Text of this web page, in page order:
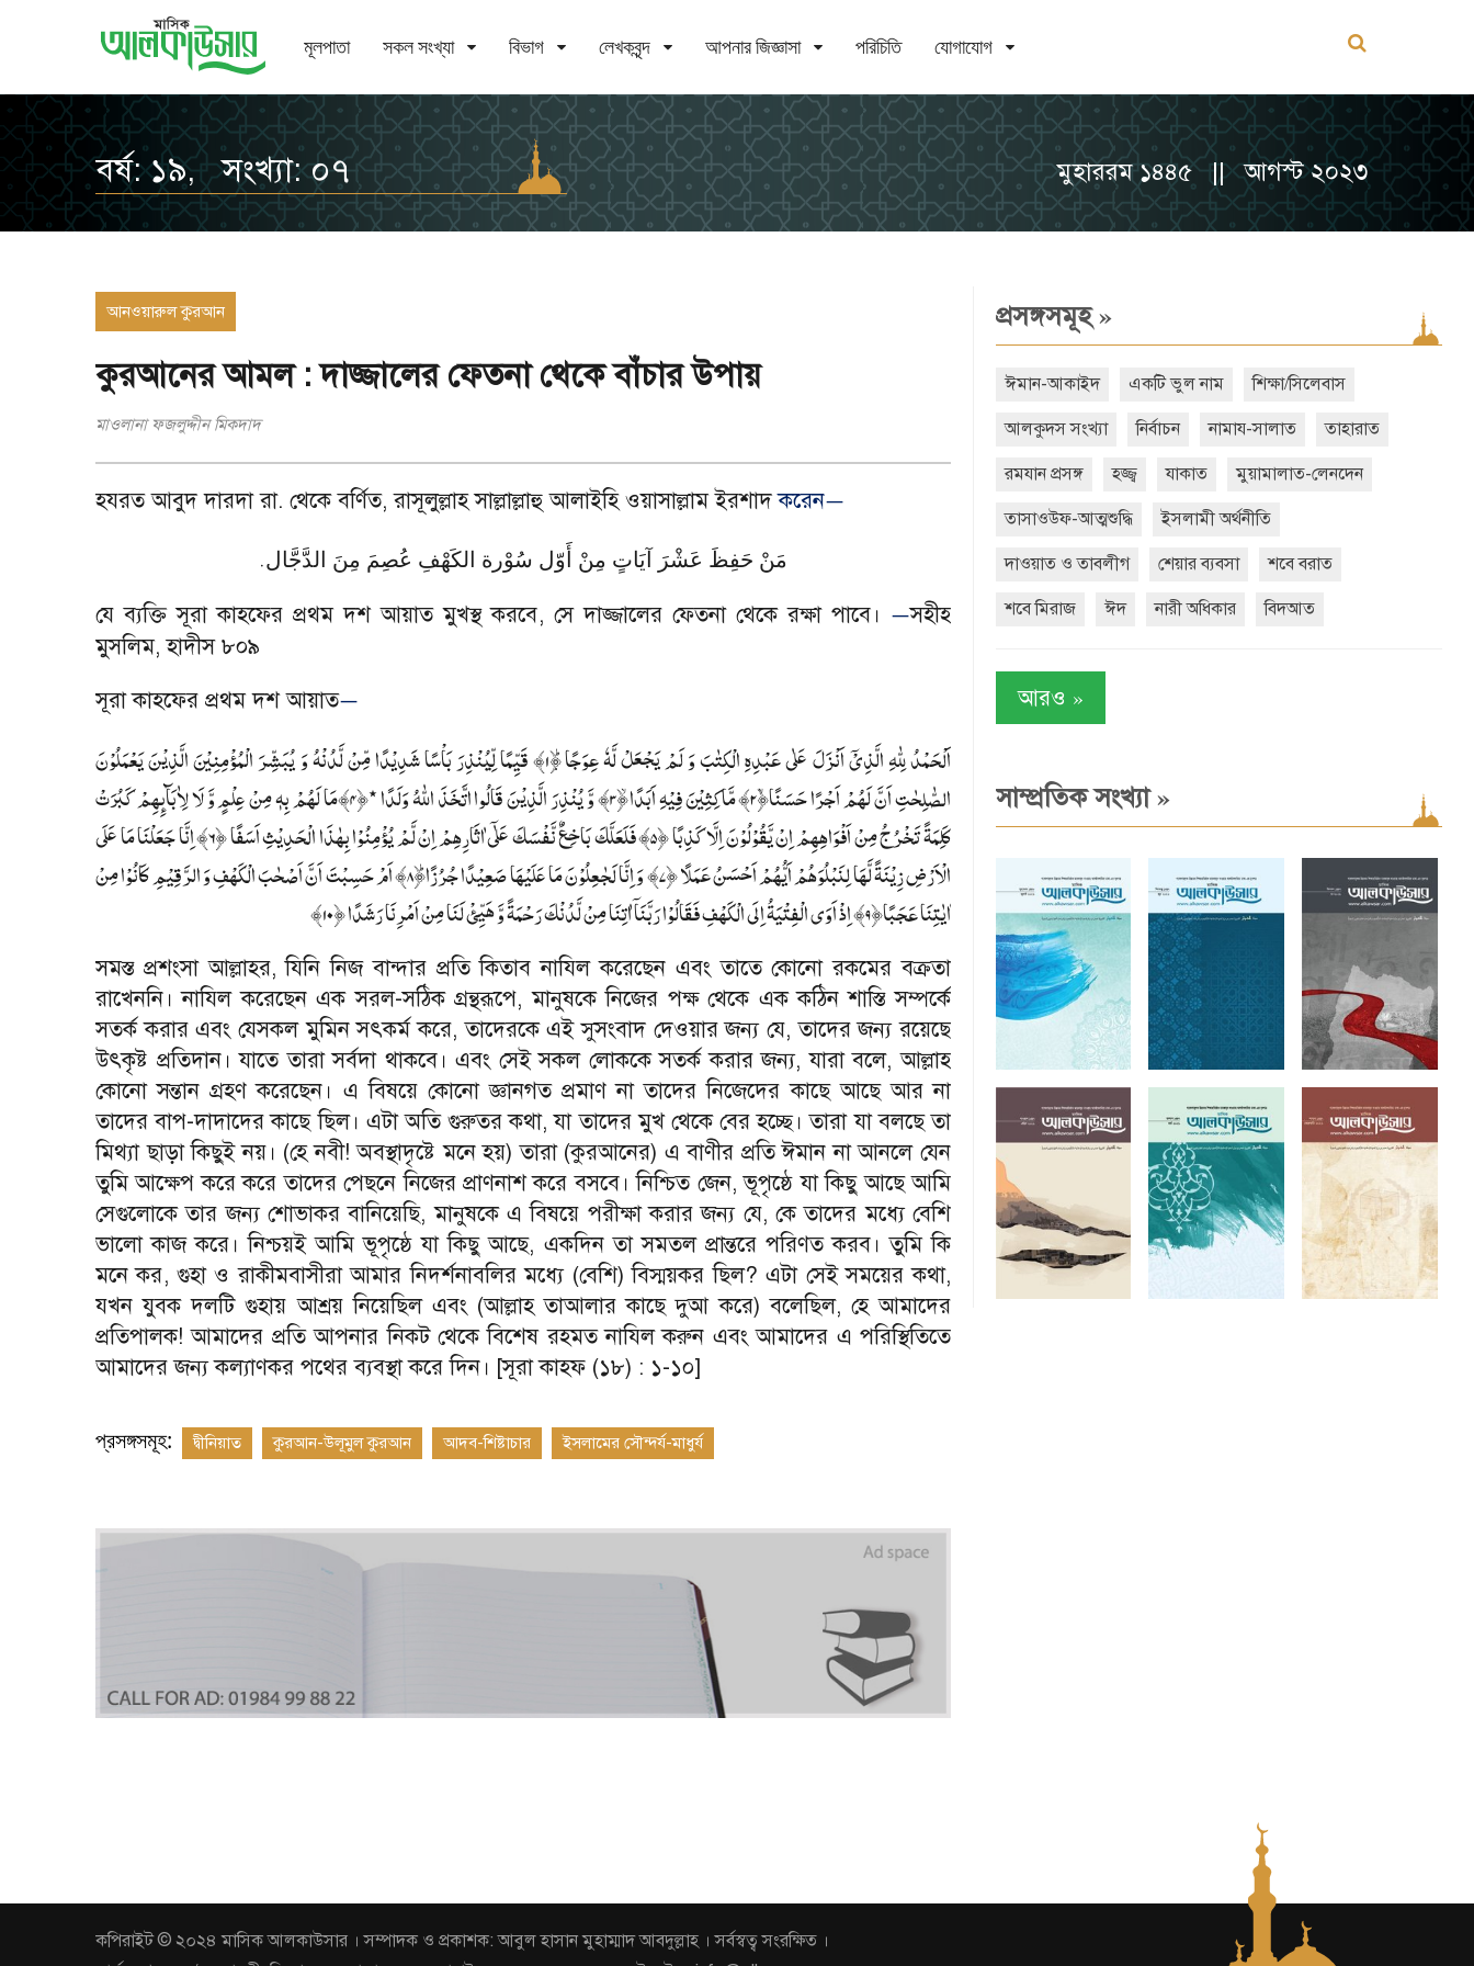
মূলপাতা সকল সংখ্যা বিভাগ লেখকবৃন্দ আপনার জিজ্ঞাসা পরিচিতি যোগাযোগ
বর্ষ: ১৯, সংখ্যা: ০৭ মুহাররম ১৪৪৫ || আগস্ট ২০২৩
আনওয়ারুল কুরআন
কুরআনের আমল : দাজ্জালের ফেতনা থেকে বাঁচার উপায়
মাওলানা ফজলুদ্দীন মিকদাদ
হযরত আবুদ দারদা রা. থেকে বর্ণিত,রাসূলুল্লাহ সাল্লাল্লাহু আলাইহি ওয়াসাল্লাম ইরশাদকরেন—
مَنْ حَفِظَ عَشْرَ آيَاتٍ مِنْ أَوّل سُوْرة الكَهْفِ عُصِمَ مِنَ الدَّجَّال.
যে ব্যক্তি সূরা কাহফের প্রথম দশ আয়াত মুখস্থ করবে, সে দাজ্জালের ফেতনা থেকে রক্ষা পাবে। —সহীহ
মুসলিম,হাদীস ৮০৯
সূরা কাহফের প্রথম দশ আয়াত—
اَلْحَمْدُ لِلّٰهِ الَّذِیْۤ اَنْزَلَ عَلٰی عَبْدِهِ الْكِتٰبَ وَ لَمْ یَجْعَلْ لَّهٗ عِوَجًا ؕ﴿۱﴾ قَیِّمًا لِّیُنْذِرَ بَاْسًا شَدِیْدًا مِّنْ لَّدُنْهُ وَ یُبَشِّرَ الْمُؤْمِنِیْنَ الَّذِیْنَ یَعْمَلُوْنَ
الصّٰلِحٰتِ اَنَّ لَهُمْ اَجْرًا حَسَنًاۙ﴿۲﴾ مَّاكِثِیْنَ فِیْهِ اَبَدًا ۙ﴿۳﴾ وَّ یُنْذِرَ الَّذِیْنَ قَالُوا اتَّخَذَ اللّٰهُ وَلَدًا ٭﴿۴﴾مَا لَهُمْ بِهٖ مِنْ عِلْمٍ وَّ لَا لِاٰبَآىِٕهِمْ كَبُرَتْ
كَلِمَةً تَخْرُجُ مِنْ اَفْوَاهِهِمْ اِنْ یَّقُوْلُوْنَ اِلَّا كَذِبًا ﴿۵﴾ فَلَعَلَّكَ بَاخِعٌ نَّفْسَكَ عَلٰۤی اٰثَارِهِمْ اِنْ لَّمْ یُؤْمِنُوْا بِهٰذَا الْحَدِیْثِ اَسَفًا ﴿۶﴾ اِنَّا جَعَلْنَا مَا عَلَی
الْاَرْضِ زِیْنَةً لَّهَا لِنَبْلُوَهُمْ اَیُّهُمْ اَحْسَنُ عَمَلًا ﴿۷﴾ وَ اِنَّا لَجٰعِلُوْنَ مَا عَلَیْهَا صَعِیْدًا جُرُزًا ؕ﴿۸﴾ اَمْ حَسِبْتَ اَنَّ اَصْحٰبَ الْكَهْفِ وَ الرَّقِیْمِ كَانُوْا مِنْ
اٰیٰتِنَا عَجَبًا﴿۹﴾ اِذْ اَوَی الْفِتْیَةُ اِلَی الْكَهْفِ فَقَالُوْا رَبَّنَاۤ اٰتِنَا مِنْ لَّدُنْكَ رَحْمَةً وَّ هَیِّئْ لَنَا مِنْ اَمْرِنَا رَشَدًا ﴿۱۰﴾
সমস্ত প্রশংসা আল্লাহর,যিনি নিজ বান্দার প্রতি কিতাব নাযিল করেছেন এবং তাতে কোনো রকমের বক্রতা
রাখেননি। নাযিল করেছেন এক সরল-সঠিক গ্রন্থরূপে,মানুষকে নিজের পক্ষ থেকে এক কঠিন শাস্তি সম্পর্কে
সতর্ক করার এবং যেসকল মুমিন সৎকর্ম করে,তাদেরকে এই সুসংবাদ দেওয়ার জন্য যে,তাদের জন্য রয়েছে
উৎকৃষ্ট প্রতিদান। যাতে তারা সর্বদা থাকবে। এবং সেই সকল লোককে সতর্ক করার জন্য,যারা বলে,আল্লাহ
কোনো সন্তান গ্রহণ করেছেন। এ বিষয়ে কোনো জ্ঞানগত প্রমাণ না তাদের নিজেদের কাছে আছে আর না
তাদের বাপ-দাদাদের কাছে ছিল। এটা অতি গুরুতর কথা,যা তাদের মুখ থেকে বের হচ্ছে। তারা যা বলছে তা
মিথ্যা ছাড়া কিছুই নয়। (হে নবী! অবস্থাদৃষ্টে মনে হয়) তারা (কুরআনের) এ বাণীর প্রতি ঈমান না আনলে যেন
তুমি আক্ষেপ করে করে তাদের পেছনে নিজের প্রাণনাশ করে বসবে। নিশ্চিত জেন,ভূপৃষ্ঠে যা কিছু আছে আমি
সেগুলোকে তার জন্য শোভাকর বানিয়েছি,মানুষকে এ বিষয়ে পরীক্ষা করার জন্য যে, কে তাদের মধ্যে বেশি
ভালো কাজ করে। নিশ্চয়ই আমি ভূপৃষ্ঠে যা কিছু আছে, একদিন তা সমতল প্রান্তরে পরিণত করব। তুমি কি
মনে কর, গুহা ও রাকীমবাসীরা আমার নিদর্শনাবলির মধ্যে (বেশি) বিস্ময়কর ছিল?এটা সেই সময়ের কথা,
যখন যুবক দলটি গুহায় আশ্রয় নিয়েছিল এবং (আল্লাহ তাআলার কাছে দুআ করে) বলেছিল, হে আমাদের
প্রতিপালক! আমাদের প্রতি আপনার নিকট থেকে বিশেষ রহমত নাযিল করুন এবং আমাদের এ পরিস্থিতিতে
আমাদের জন্য কল্যাণকর পথের ব্যবস্থা করে দিন। [সূরা কাহফ (১৮) : ১-১০]
প্রসঙ্গসমূহ: দ্বীনিয়াত কুরআন-উলূমুল কুরআন আদব-শিষ্টাচার ইসলামের সৌন্দর্য-মাধুর্য
প্রসঙ্গসমূহ»
ঈমান-আকাইদ একটি ভুল নাম শিক্ষা/সিলেবাস
আলকুদস সংখ্যা নির্বাচন নামায-সালাত তাহারাত
রমযান প্রসঙ্গ হজ্জ্ব যাকাত মুয়ামালাত-লেনদেন
তাসাওউফ-আত্মশুদ্ধি ইসলামী অর্থনীতি
দাওয়াত ও তাবলীগ শেয়ার ব্যবসা শবে বরাত
শবে মিরাজ ঈদ নারী অধিকার বিদআত
আরও »
সাম্প্রতিক সংখ্যা»
কপিরাইট © ২০২৪ মাসিক আলকাউসার । সম্পাদক ও প্রকাশক: আবুল হাসান মুহাম্মাদ আবদুল্লাহ । সর্বস্বত্ব সংরক্ষিত ।